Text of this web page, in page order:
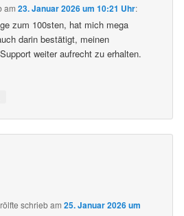
am23. Januar 2026 um 10:21 Uhr:
zum 100sten, hat mich mega
darin bestätigt, meinen
weiter aufrecht zu erhalten.
schriebam25. Januar 2026 um